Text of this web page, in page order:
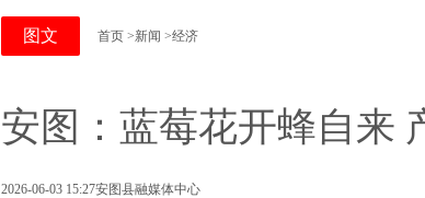
图文 首页 >新闻 >经济
安图：蓝莓花开蜂自来
2026-06-03 15:27安图县融媒体中心